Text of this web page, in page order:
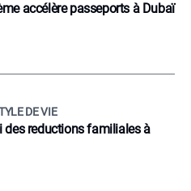
accélère passeports à Dubaï
DE VIE
des reductions familiales à